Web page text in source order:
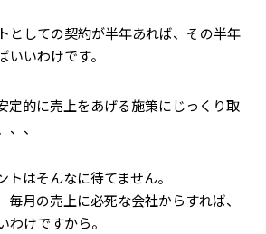
としての契約が半年あれば、その半年
いわけです。
定的に売上をあげる施策にじっくり取
、
はそんなに待てません。
毎月の売上に必死な会社からすれば、
わけですから。